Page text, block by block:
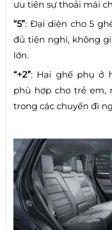
ưu tiên sự thoải mái
“5”: Đại diện cho 5
đủ tiện nghi, không
lớn.
“+2”: Hai ghế phụ ở
phù hợp cho trẻ em,
trong các chuyến đi